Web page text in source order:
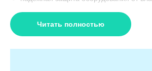
Читать полностью